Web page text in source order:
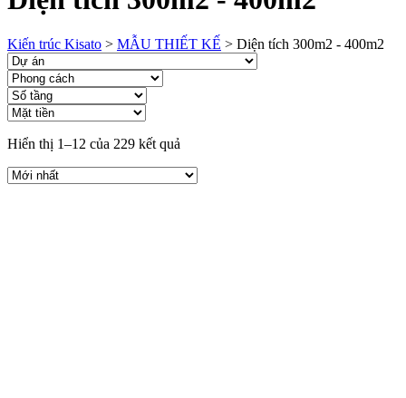
Kiến trúc Kisato > MẪU THIẾT KẾ > Diện tích 300m2 - 400m2
Hiển thị 1–12 của 229 kết quả